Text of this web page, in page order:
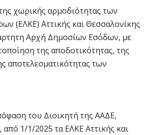
χωρικής αρμοδιότητας των
(ΕΛΚΕ) Αττικής και Θεσσαλονίκης
Αρχή Δημοσίων Εσόδων, με
της αποδοτικότητας, της
αποτελεσματικότητας των
του Διοικητή της ΑΑΔΕ,
από 1/1/2025 τα ΕΛΚΕ Αττικής και